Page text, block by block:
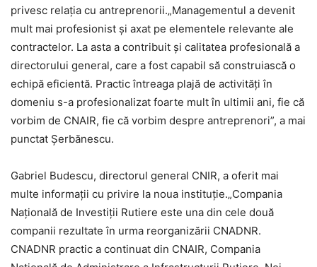
privesc relația cu antreprenorii.„Managementul a devenit
mult mai profesionist și axat pe elementele relevante ale
contractelor. La asta a contribuit și calitatea profesională a
directorului general, care a fost capabil să construiască o
echipă eficientă. Practic întreaga plajă de activități în
domeniu s-a profesionalizat foarte mult în ultimii ani, fie că
vorbim de CNAIR, fie că vorbim despre antreprenori”, a mai
punctat Șerbănescu.
Gabriel Budescu, directorul general CNIR, a oferit mai
multe informații cu privire la noua instituție.„Compania
Naţională de Investiţii Rutiere este una din cele două
companii rezultate în urma reorganizării CNADNR.
CNADNR practic a continuat din CNAIR, Compania